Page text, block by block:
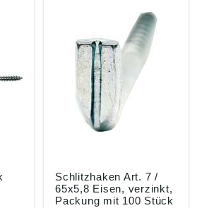
Schlitzhaken Art. 7 /
65x5,8 Eisen, verzinkt,
Packung mit 100 Stück